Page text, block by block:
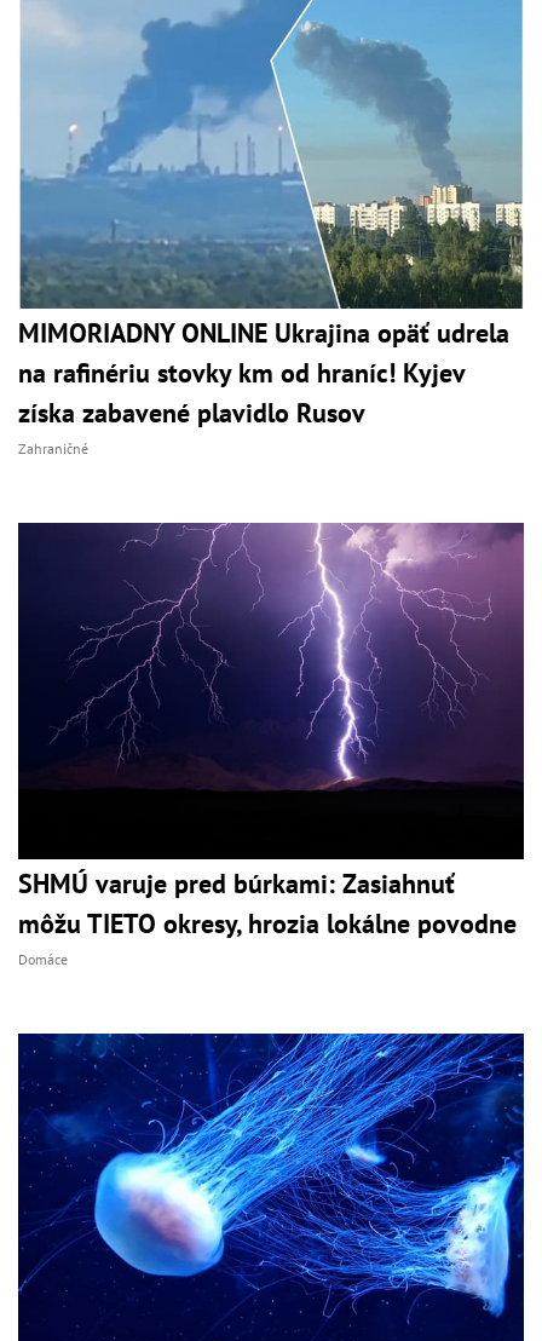
MIMORIADNY ONLINE Ukrajina opäť udrela
na rafinériu stovky km od hraníc! Kyjev
získa zabavené plavidlo Rusov
Zahraničné
SHMÚ varuje pred búrkami: Zasiahnuť
môžu TIETO okresy, hrozia lokálne povodne
Domáce